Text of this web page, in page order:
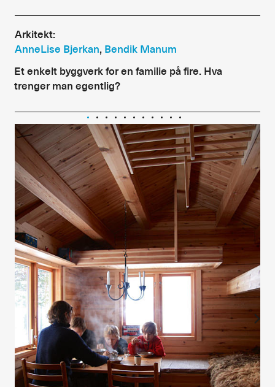
Alle utgaver
Abonnere
Made in Norway
Forfattere
Arkitekter
Arkitekt:
AnneLise Bjerkan, Bendik Manum
Et enkelt byggverk for en familie på fire. Hva
trenger man egentlig?